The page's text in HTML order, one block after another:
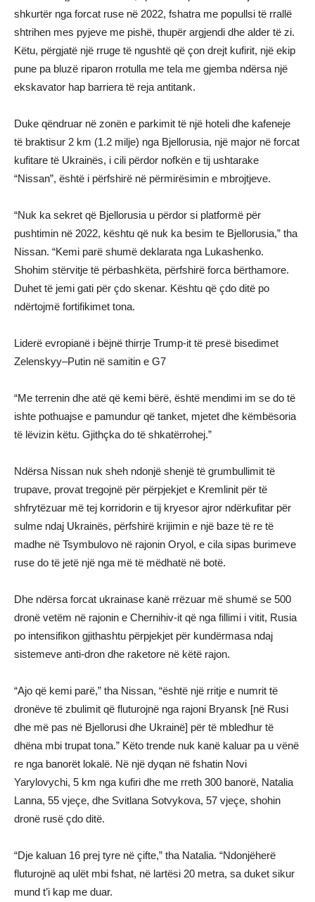
shkurtër nga forcat ruse në 2022, fshatra me popullsi të rrallë
shtrihen mes pyjeve me pishë, thupër argjendi dhe alder të zi.
Këtu, përgjatë një rruge të ngushtë që çon drejt kufirit, një ekip
pune pa bluzë riparon rrotulla me tela me gjemba ndërsa një
ekskavator hap barriera të reja antitank.
Duke qëndruar në zonën e parkimit të një hoteli dhe kafeneje
të braktisur 2 km (1.2 milje) nga Bjellorusia, një major në forcat
kufitare të Ukrainës, i cili përdor nofkën e tij ushtarake
“Nissan”, është i përfshirë në përmirësimin e mbrojtjeve.
“Nuk ka sekret që Bjellorusia u përdor si platformë për
pushtimin në 2022, kështu që nuk ka besim te Bjellorusia,” tha
Nissan. “Kemi parë shumë deklarata nga Lukashenko.
Shohim stërvitje të përbashkëta, përfshirë forca bërthamore.
Duhet të jemi gati për çdo skenar. Kështu që çdo ditë po
ndërtojmë fortifikimet tona.
Liderë evropianë i bëjnë thirrje Trump-it të presë bisedimet
Zelenskyy–Putin në samitin e G7
“Me terrenin dhe atë që kemi bërë, është mendimi im se do të
ishte pothuajse e pamundur që tanket, mjetet dhe këmbësoria
të lëvizin këtu. Gjithçka do të shkatërrohej.”
Ndërsa Nissan nuk sheh ndonjë shenjë të grumbullimit të
trupave, provat tregojnë për përpjekjet e Kremlinit për të
shfrytëzuar më tej korridorin e tij kryesor ajror ndërkufitar për
sulme ndaj Ukrainës, përfshirë krijimin e një baze të re të
madhe në Tsymbulovo në rajonin Oryol, e cila sipas burimeve
ruse do të jetë një nga më të mëdhatë në botë.
Dhe ndërsa forcat ukrainase kanë rrëzuar më shumë se 500
dronë vetëm në rajonin e Chernihiv-it që nga fillimi i vitit, Rusia
po intensifikon gjithashtu përpjekjet për kundërmasa ndaj
sistemeve anti-dron dhe raketore në këtë rajon.
“Ajo që kemi parë,” tha Nissan, “është një rritje e numrit të
dronëve të zbulimit që fluturojnë nga rajoni Bryansk [në Rusi
dhe më pas në Bjellorusi dhe Ukrainë] për të mbledhur të
dhëna mbi trupat tona.” Këto trende nuk kanë kaluar pa u vënë
re nga banorët lokalë. Në një dyqan në fshatin Novi
Yarylovychi, 5 km nga kufiri dhe me rreth 300 banorë, Natalia
Lanna, 55 vjeçe, dhe Svitlana Sotvykova, 57 vjeçe, shohin
dronë rusë çdo ditë.
“Dje kaluan 16 prej tyre në çifte,” tha Natalia. “Ndonjëherë
fluturojnë aq ulët mbi fshat, në lartësi 20 metra, sa duket sikur
mund t’i kap me duar.